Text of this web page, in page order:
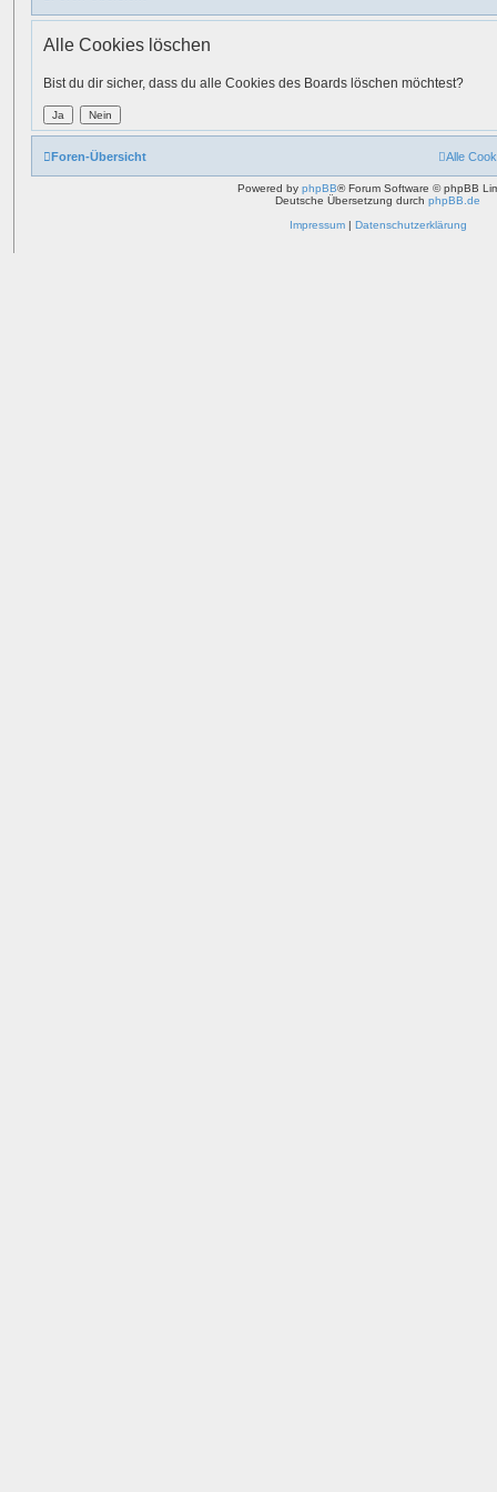
Alle Cookies löschen
Bist du dir sicher, dass du alle Cookies des Boards löschen möchtest?
Foren-Übersicht Alle
Powered by phpBB® Forum Software © phpBB
Deutsche Übersetzung durch phpBB.de
Impressum| Datenschutzerklärung